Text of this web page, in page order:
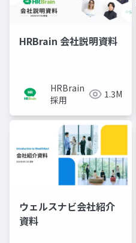
HRBrain 会社説明資料
HRBrain
採用
1.3M
ウェルスナビ会社紹介
資料